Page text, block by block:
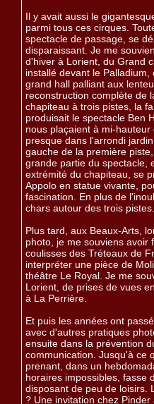
Il y avait aussi le
parmi tous ces cirques.
spectacle de passage, se
disparaissant. Je me
d'hiver à Lorient, du Grand
installé devant le Palladium,
grand hall palliant aux
reconstruction complète de
chapiteau à trois pistes, la
produisait le spectacle Ben
nous plaçaient à mi-
presque dans l'arrondi
gauche de la première
grande partie du spectacle,
extrémité du chapiteau, se
Appolo en statue vivante,
fascination. En plus de
chars autour des trois pistes.
Plus tard, aux Beaux-Arts,
photo, je me souviens avoir
coulisses des Tréteaux de
interpréter une pièce de
théâtre Le Royal. Je me
Lorient, de prises de vues
à La Perrière.
Et puis les années ont
avec d'autres pratiques
ensuite dans la prévention
communication. Jusqu'à ce
prenant, dans un
horaires impossibles, fasse
disposant de peu de loisirs.
? Une invitation chez